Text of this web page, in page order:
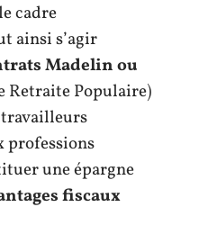
cadre
ainsi s’agir
Madelin ou
Retraite Populaire)
professions
une épargne
fiscaux